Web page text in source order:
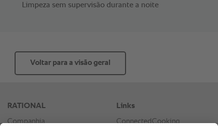
Limpeza sem supervisão durante a noite
Voltar para a visão geral